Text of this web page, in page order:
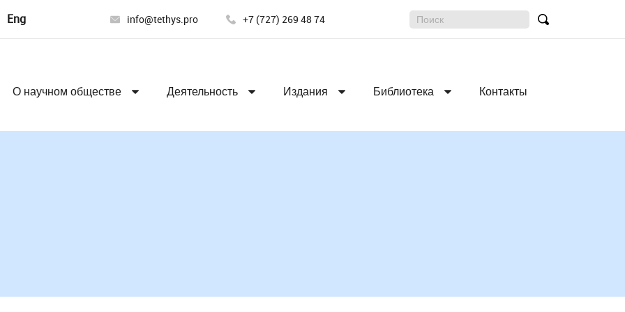
English info@tethys.pro +7 (727) 269 48 74 Поиск: Найти
О научном обществе Деятельность Издания Библиотека Контакты